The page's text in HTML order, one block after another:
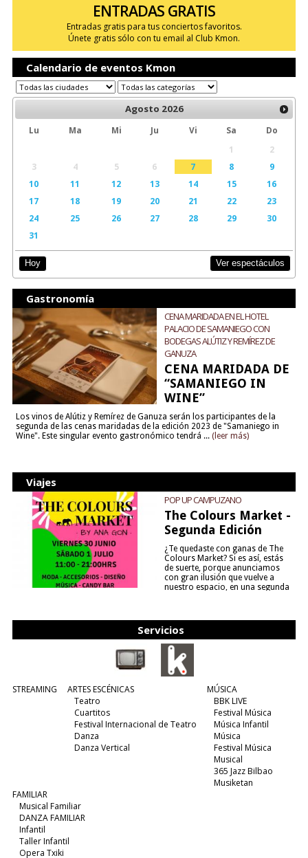
ENTRADAS GRATIS
Entradas gratis para tus conciertos favoritos.
Únete gratis sólo con tu email al Club Kmon.
Calendario de eventos Kmon
Agosto 2026
Lu Ma Mi Ju Vi Sa
Do
1
2
3
4 5 6 7 8
9
10
11 12 13 14 15
16
17
18 19 20 21 22
23
24
25 26 27 28 29
30
31
Hoy Ver espectáculos
Gastronomía
CENA MARIDADA EN EL HOTEL
PALACIO DE SAMANIEGO CON
BODEGAS ALÚTIZ Y REMÍREZ DE
GANUZA
CENA MARIDADA DE
“SAMANIEGO IN
WINE”
Los vinos de Alútiz y Remírez de Ganuza serán los participantes de la
segunda de las cenas maridadas de la edición 2023 de "Samaniego in
Wine". Este singular evento gastronómico tendrá ... (leer más)
Viajes
POP UP CAMPUZANO
The Colours Market -
Segunda Edición
¿Te quedaste con ganas de The
Colours Market? Si es así, estás
de suerte, porque anunciamos
con gran ilusión que vuelve a
nuestro espacio, en una segunda
Servicios
STREAMING
ARTES ESCÉNICAS
Teatro
Cuartitos
Festival Internacional de Teatro
Danza
Danza Vertical
MÚSICA
BBK LIVE
Festival Música
Música Infantil
Música
Festival Música
Musical
365 Jazz Bilbao
Musiketan
FAMILIAR
Musical Familiar
DANZA FAMILIAR
Infantil
Taller Infantil
Opera Txiki